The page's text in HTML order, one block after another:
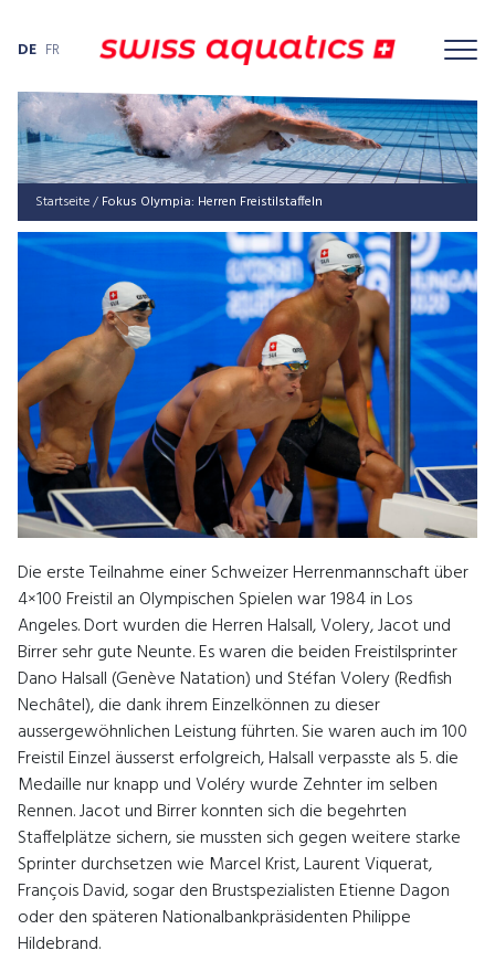
DE FR
Startseite/ Fokus Olym­pia: Her­ren Freistilstaffeln
Die erste Teilnahme einer Schweizer Herrenmannschaft über
4×100 Freistil an Olympischen Spielen war 1984 in Los
Angeles. Dort wurden die Herren Halsall, Volery, Jacot und
Birrer sehr gute Neunte. Es waren die beiden Freistilsprinter
Dano Halsall (Genève Natation) und Stéfan Volery (Redfish
Nechâtel), die dank ihrem Einzelkönnen zu dieser
aussergewöhnlichen Leistung führten. Sie waren auch im 100
Freistil Einzel äusserst erfolgreich, Halsall verpasste als 5. die
Medaille nur knapp und Voléry wurde Zehnter im selben
Rennen. Jacot und Birrer konnten sich die begehrten
Staffelplätze sichern, sie mussten sich gegen weitere starke
Sprinter durchsetzen wie Marcel Krist, Laurent Viquerat,
François David, sogar den Brustspezialisten Etienne Dagon
oder den späteren Nationalbankpräsidenten Philippe
Hildebrand.